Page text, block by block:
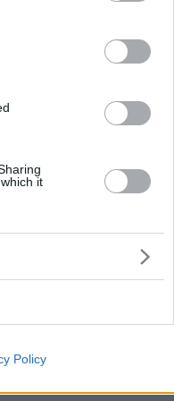
it
Policy
200